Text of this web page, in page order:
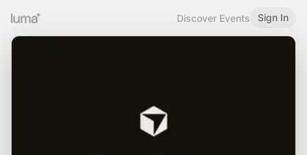
Discover Events Sign In